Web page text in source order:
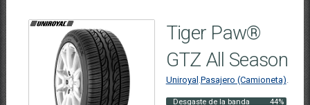
Tiger Paw®
GTZ All Season
Uniroyal Pasajero (Camioneta)
Desgaste de la banda
44%